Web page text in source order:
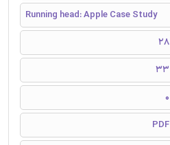
Running head: Apple Case Study
28
33
0
PDF